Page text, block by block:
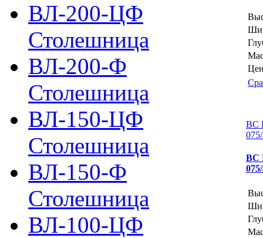
ВЛ-200-ЦФ
Столешница
ВЛ-200-Ф
Столешница
ВЛ-150-ЦФ
Столешница
ВЛ-150-Ф
Столешница
ВЛ-100-ЦФ
ВС
ВС